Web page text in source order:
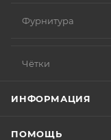
Фурнитура
Чётки
ИНФОРМАЦИЯ
ПОМОЩЬ